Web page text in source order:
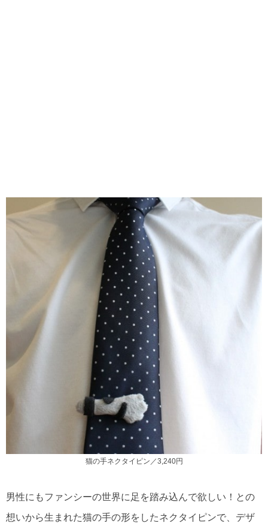
猫の手ネクタイピン／3,240円
男性にもファンシーの世界に足を踏み込んで欲しい！との
想いから生まれた猫の手の形をしたネクタイピンで、デザ